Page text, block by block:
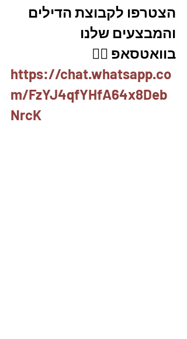
הצטרפו לקבוצת הדילים
והמבצעים שלנו
בוואטסאפ 👇🏽
https://chat.whatsapp.co
m/FzYJ4qfYHfA64x8Deb
NrcK